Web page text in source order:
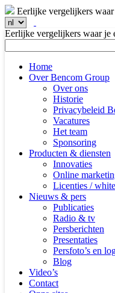
Eerlijke vergelijkers
Eerlijke vergelijkers waar je
Home
Over Bencom Group
Over ons
Historie
Privacybeleid
Vacatures
Het team
Sponsoring
Producten & diensten
Innovaties
Online
Licenties /
Nieuws & pers
Publicaties
Radio & tv
Persberichten
Presentaties
Persfoto’s en
Blog
Video’s
Contact